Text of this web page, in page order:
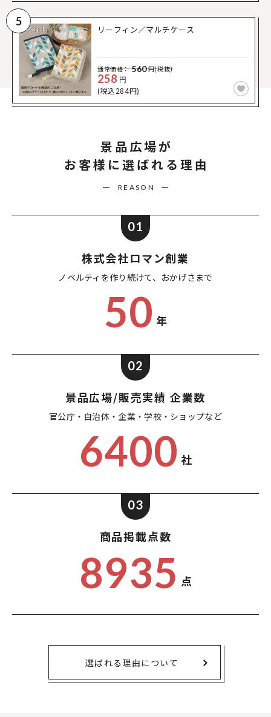
5
リーフィン／マルチケース
通常価格： 560円(税抜)
258 円
(税込284円)
景品広場が
お客様に選ばれる理由
REASON
01
株式会社ロマン創業
ノベルティを作り続けて、 おかげさまで
50 年
02
景品広場/販売実績 企業数
官公庁・自治体・企業・学校・ショップなど
6400 社
03
商品掲載点数
8935 点
選ばれる理由について